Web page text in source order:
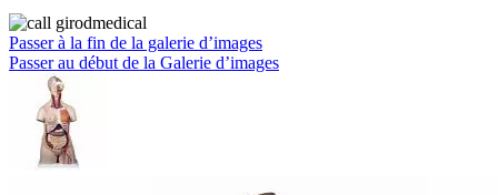
Passer à la fin de la galerie d’images
Passer au début de la Galerie d’images